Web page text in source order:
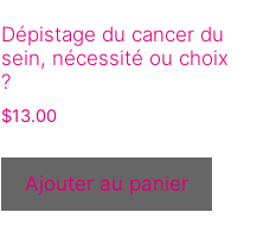
Dépistage du cancer du
sein, nécessité ou choix
?
$13.00
Ajouter au panier